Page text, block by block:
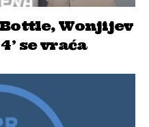
Wonjijev
se vraća